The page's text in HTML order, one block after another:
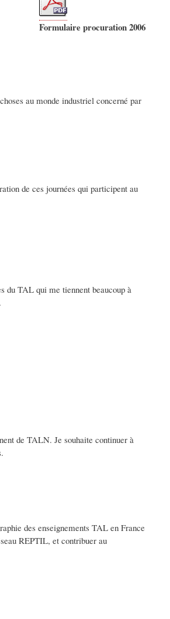
Formulaire procuration 2006
au monde industriel concerné par
de ces journées qui participent au
du TAL qui me tiennent beaucoup à
de TALN. Je souhaite continuer à
des enseignements TAL en France
REPTIL, et contribuer au